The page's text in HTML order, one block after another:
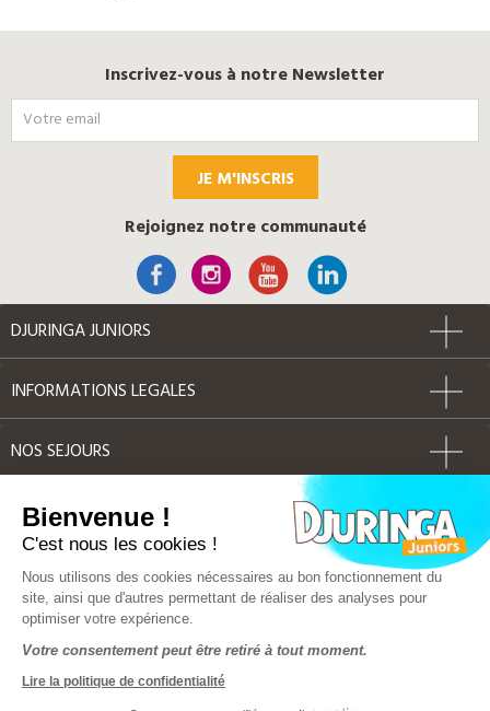
Inscrivez-vous à notre Newsletter
JE M'INSCRIS
Rejoignez notre communauté
DJURINGA JUNIORS
INFORMATIONS LEGALES
NOS SEJOURS
AUTRES
Label Qualité
© Djuringa Juniors 2018 - Tous droits réservés
Police d'assurance MMA 141 386 033
Bienvenue !
C'est nous les cookies !
Nous utilisons des cookies nécessaires au bon fonctionnement du
site, ainsi que d'autres permettant de réaliser des analyses pour
optimiser votre expérience.
Votre consentement peut être retiré à tout moment.
Lire la politique de confidentialité